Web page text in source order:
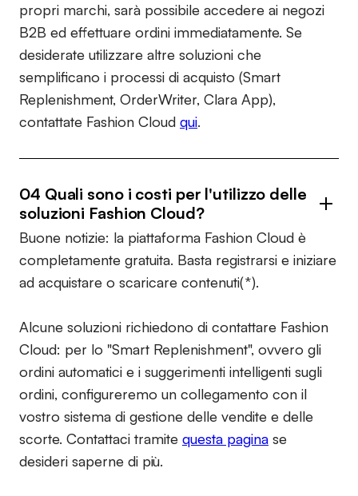
propri marchi, sarà possibile accedere ai negozi
B2B ed effettuare ordini immediatamente. Se
desiderate utilizzare altre soluzioni che
semplificano i processi di acquisto (Smart
Replenishment, OrderWriter, Clara App),
contattate Fashion Cloud qui.
04 Quali sono i costi per l'utilizzo delle
soluzioni Fashion Cloud?
Buone notizie: la piattaforma Fashion Cloud è
completamente gratuita. Basta registrarsi e iniziare
ad acquistare o scaricare contenuti(*).
Alcune soluzioni richiedono di contattare Fashion
Cloud: per lo "Smart Replenishment", ovvero gli
ordini automatici e i suggerimenti intelligenti sugli
ordini, configureremo un collegamento con il
vostro sistema di gestione delle vendite e delle
scorte. Contattaci tramite questa pagina se
desideri saperne di più.